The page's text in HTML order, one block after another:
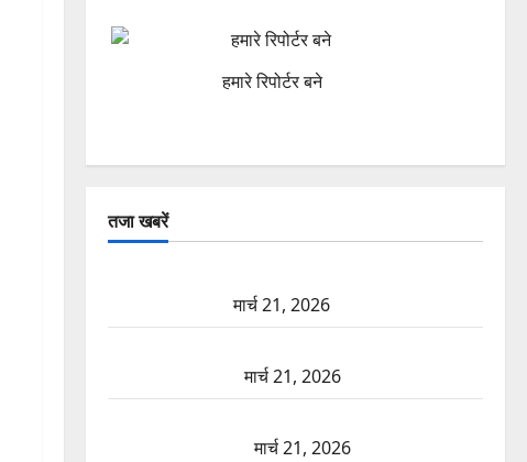
हमारे रिपोर्टर बने
तजा खबरें
मार्च 21, 2026
मार्च 21, 2026
मार्च 21, 2026